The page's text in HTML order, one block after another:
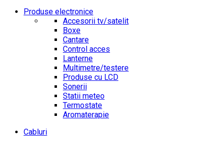
Produse electronice
Accesorii tv/satelit
Boxe
Cantare
Control acces
Lanterne
Multimetre/testere
Produse cu LCD
Sonerii
Statii meteo
Termostate
Aromaterapie
Cabluri